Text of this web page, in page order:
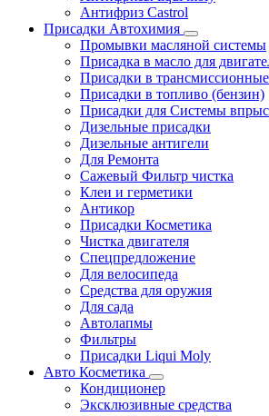
Антифриз Castrol
Присадки Автохимия
Промывки масляной системы
Присадка в масло для
Присадки в
Присадки в топливо (бензин)
Присадки для Системы
Дизельные присадки
Дизельные антигели
Для Ремонта
Сажевый Фильтр чистка
Клеи и герметики
Антикор
Присадки Косметика
Чистка двигателя
Спецпредложение
Для велосипеда
Средства для оружия
Для сада
Автолапмы
Фильтры
Присадки Liqui Moly
Авто Косметика
Кондиционер
Эксклюзивные средства